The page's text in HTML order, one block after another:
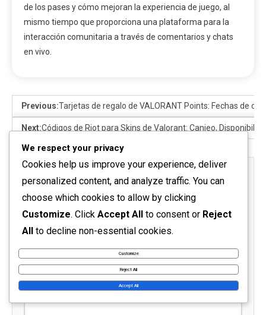
de los pases y cómo mejoran la experiencia de juego, al
mismo tiempo que proporciona una plataforma para la
interacción comunitaria a través de comentarios y chats
en vivo.
Previous:Tarjetas de regalo de VALORANT Points: Fechas de
Next:Códigos de Riot para Skins de Valorant: Canjeo,
Leave a Reply
Your email address will not be published. Required fields
are marked
Comment*
We respect your privacy
Cookies help us improve your experience, deliver
personalized content, and analyze traffic. You can
choose which cookies to allow by clicking
Customize. Click Accept All to consent or Reject
All to decline non-essential cookies.
Customize
Reject All
Accept All